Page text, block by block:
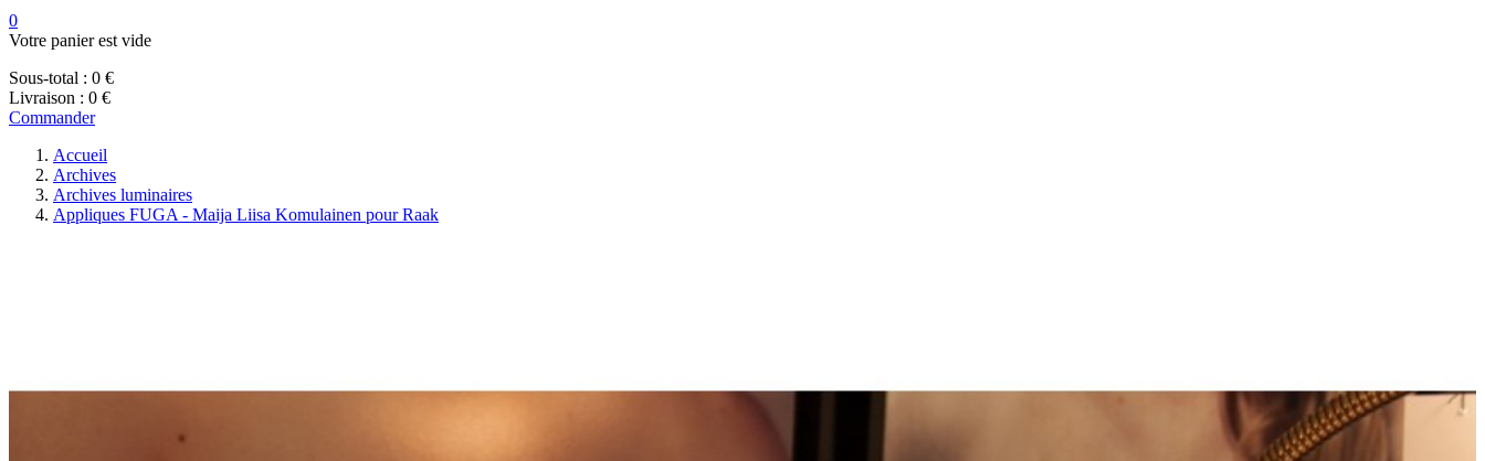
0
Votre panier est vide
Sous-total : 0 €
Livraison : 0 €
Commander
Accueil
Archives
Archives luminaires
Appliques FUGA - Maija Liisa Komulainen pour Raak